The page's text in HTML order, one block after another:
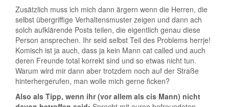
Zusätzlich muss ich mich dann ärgern wenn die Herren, die
selbst übergriffige Verhaltensmuster zeigen und dann ach
solch aufklärende Posts teilen, die eigentlich genau diese
Person ansprechen. Ihr seid selbst Teil des Problems herrje!
Komisch ist ja auch, dass ja kein Mann cat called und auch
deren Freunde total korrekt sind und so etwas nicht tun.
Warum wird mir dann aber trotzdem noch auf der Straße
hinterhergerufen, man wolle mich gerne ficken?
Also als Tipp, wenn ihr (vor allem als cis Mann) nicht